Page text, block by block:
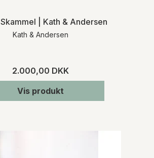
| Kath & Andersen
Kath & Andersen
2.000,00 DKK
Vis produkt